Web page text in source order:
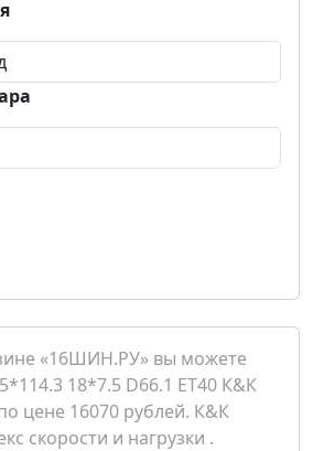
«16ШИН.РУ» вы можете
18*7.5 D66.1 ET40 К&К
цене 16070 рублей. К&К
скорости и нагрузки .